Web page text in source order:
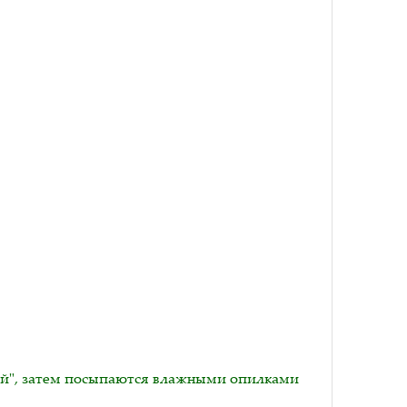
затем посыпаются влажными опилками